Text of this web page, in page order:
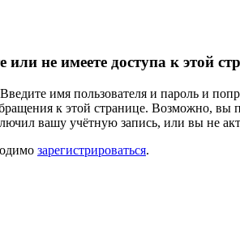
не имеете доступа к этой
имя пользователя и пароль и
к этой странице. Возможно,
вашу учётную запись, или вы не
зарегистрироваться.